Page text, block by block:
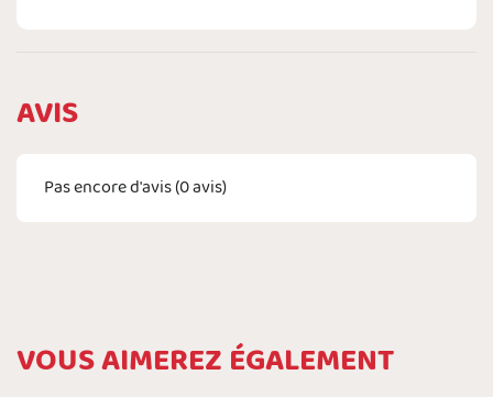
AVIS
Pas encore d'avis (0avis)
VOUS AIMEREZ ÉGALEMENT